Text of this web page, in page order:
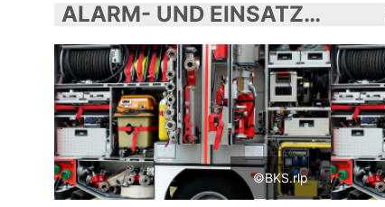
ALARM- UND EINSATZPLANUNG
©BKS.rlp